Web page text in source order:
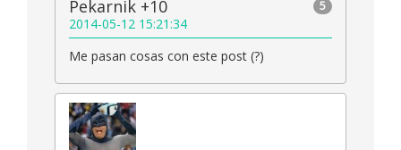
5
Pekarnik +10
2014-05-12 15:21:34
Me pasan cosas con este post (?)